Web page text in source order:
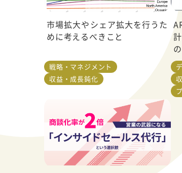
市場拡大やシェア拡大を行うた
めに考えるべきこと
戦略・マネジメント
収益・成長鈍化
説